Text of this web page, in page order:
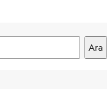
Tesisleri
Ara